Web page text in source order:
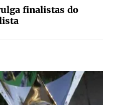
finalistas do